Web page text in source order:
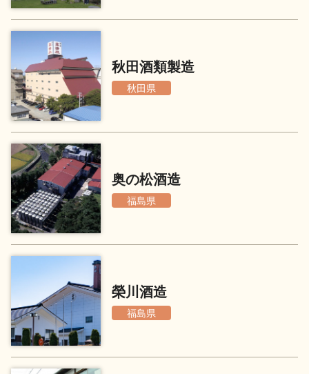
地酒用語集
お楽しみコンテンツ
歳時記
地酒川柳
秋田酒類製造
秋田県
奥の松酒造
福島県
榮川酒造
福島県